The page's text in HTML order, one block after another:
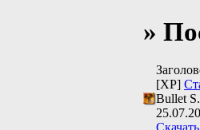
»
[XP]
Bullet